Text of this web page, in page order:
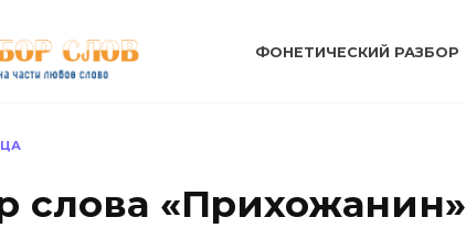
ФОНЕТИЧЕСКИЙ РАЗБОР
слова «Прихожанин»